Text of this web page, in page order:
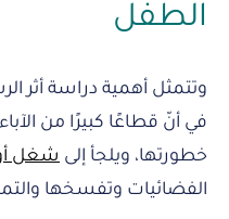
الطفل
وتتمثل أهمية دراسة أثر
في أنّ قطاعًا كبيرًا من الآباء
خطورتها، ويلجأ إلى شغل
الفضائيات وتفسخها